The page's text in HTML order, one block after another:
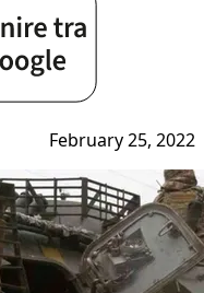
February 25, 2022